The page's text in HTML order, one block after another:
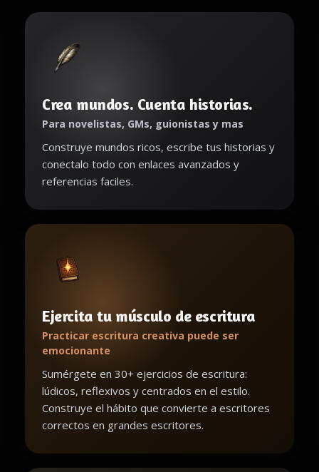
Crea mundos. Cuenta historias.
Para novelistas, GMs, guionistas y mas
Construye mundos ricos, escribe tus historias y
conectalo todo con enlaces avanzados y
referencias faciles.
Ejercita tu músculo de escritura
Practicar escritura creativa puede ser
emocionante
Sumérgete en 30+ ejercicios de escritura:
lúdicos, reflexivos y centrados en el estilo.
Construye el hábito que convierte a escritores
correctos en grandes escritores.